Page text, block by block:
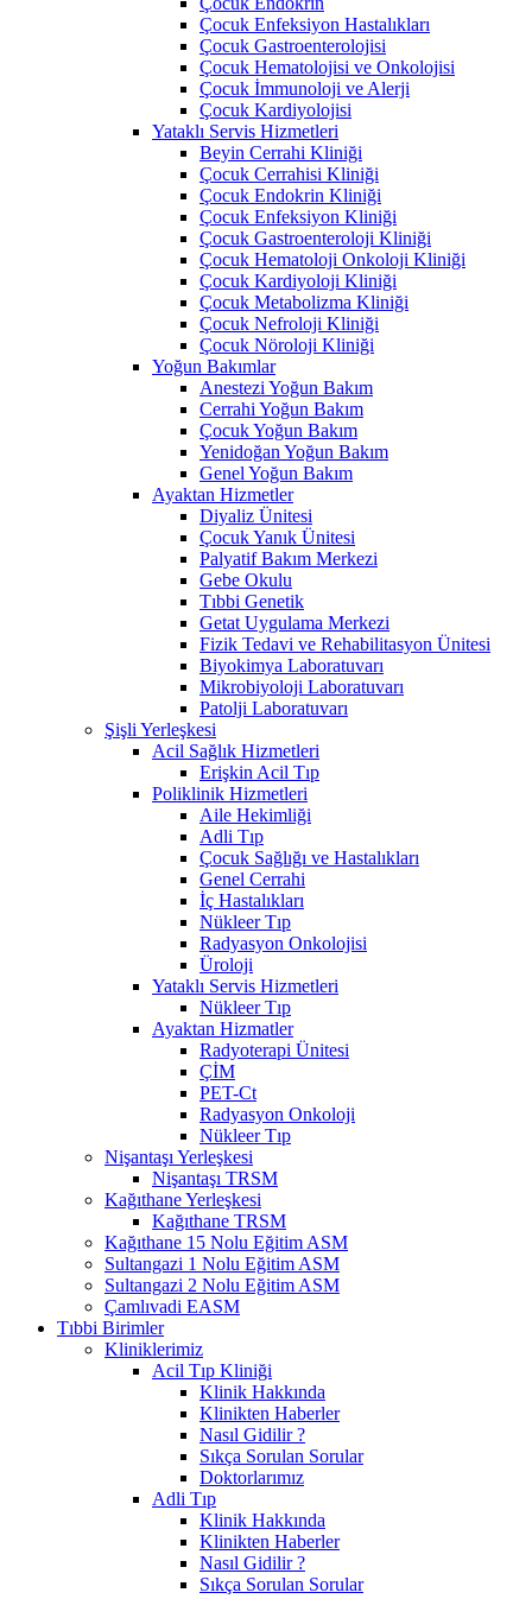
Çocuk Enfeksiyon Hastalıkları
Çocuk Gastroenterolojisi
Çocuk Hematolojisi ve Onkolojisi
Çocuk İmmunoloji ve Alerji
Çocuk Kardiyolojisi
Yataklı Servis Hizmetleri
Beyin Cerrahi Kliniği
Çocuk Cerrahisi Kliniği
Çocuk Endokrin Kliniği
Çocuk Enfeksiyon Kliniği
Çocuk Gastroenteroloji Kliniği
Çocuk Hematoloji Onkoloji Kliniği
Çocuk Kardiyoloji Kliniği
Çocuk Metabolizma Kliniği
Çocuk Nefroloji Kliniği
Çocuk Nöroloji Kliniği
Yoğun Bakımlar
Anestezi Yoğun Bakım
Cerrahi Yoğun Bakım
Çocuk Yoğun Bakım
Yenidoğan Yoğun Bakım
Genel Yoğun Bakım
Ayaktan Hizmetler
Diyaliz Ünitesi
Çocuk Yanık Ünitesi
Palyatif Bakım Merkezi
Gebe Okulu
Tıbbi Genetik
Getat Uygulama Merkezi
Fizik Tedavi ve Rehabilitasyon Ünitesi
Biyokimya Laboratuvarı
Mikrobiyoloji Laboratuvarı
Patolji Laboratuvarı
Şişli Yerleşkesi
Acil Sağlık Hizmetleri
Erişkin Acil Tıp
Poliklinik Hizmetleri
Aile Hekimliği
Adli Tıp
Çocuk Sağlığı ve Hastalıkları
Genel Cerrahi
İç Hastalıkları
Nükleer Tıp
Radyasyon Onkolojisi
Üroloji
Yataklı Servis Hizmetleri
Nükleer Tıp
Ayaktan Hizmatler
Radyoterapi Ünitesi
ÇİM
PET-Ct
Radyasyon Onkoloji
Nükleer Tıp
Nişantaşı Yerleşkesi
Nişantaşı TRSM
Kağıthane Yerleşkesi
Kağıthane TRSM
Kağıthane 15 Nolu Eğitim ASM
Sultangazi 1 Nolu Eğitim ASM
Sultangazi 2 Nolu Eğitim ASM
Çamlıvadi EASM
Tıbbi Birimler
Kliniklerimiz
Acil Tıp Kliniği
Klinik Hakkında
Klinikten Haberler
Nasıl Gidilir ?
Sıkça Sorulan Sorular
Doktorlarımız
Adli Tıp
Klinik Hakkında
Klinikten Haberler
Nasıl Gidilir ?
Sıkça Sorulan Sorular